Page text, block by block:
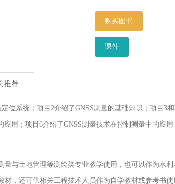
购买图书
课件
推荐
位系统；项目2介绍了GNSS测量的基础知识；项目3
用；项目6介绍了GNSS测量技术在控制测量中的应
与土地管理等测绘类专业教学使用，也可以作为水
，还可供相关工程技术人员作为自学教材或参考书使